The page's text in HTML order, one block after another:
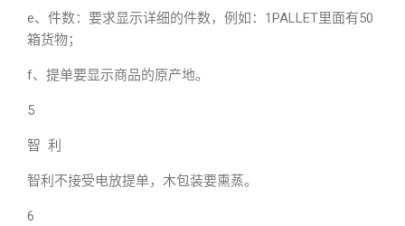
e、件数：要求显示详细的件数，例如：1PALLET里面有50
箱货物；
f、提单要显示商品的原产地。
5
智 利
智利不接受电放提单，木包装要熏蒸。
6